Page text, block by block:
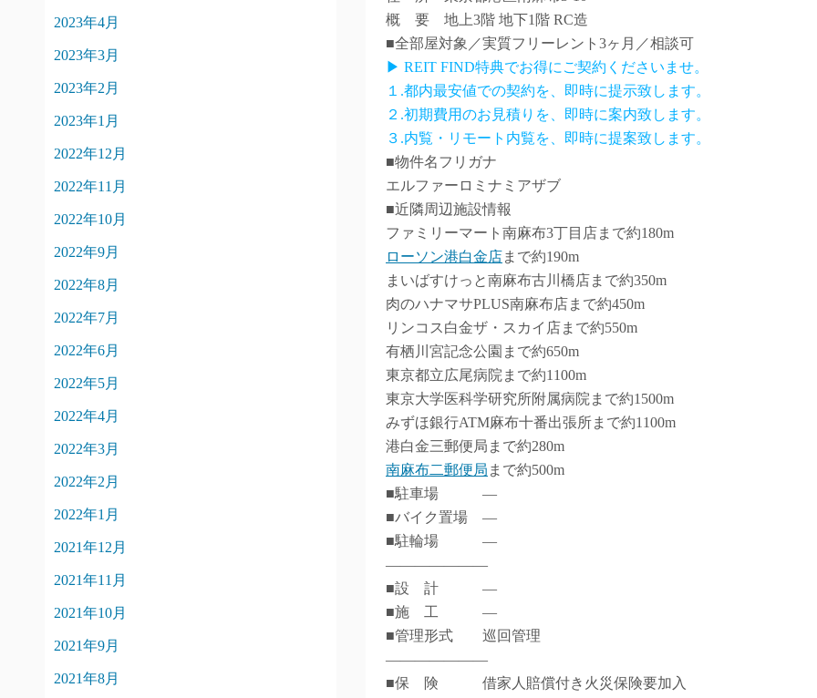
概 要 地上3階 地下1階 RC造
■全部屋対象／実質フリーレント3ヶ月／相談可
▶ REIT FIND特典でお得にご契約くださいませ。
１.都内最安値での契約を、即時に提示致します。
２.初期費用のお見積りを、即時に案内致します。
３.内覧・リモート内覧を、即時に提案致します。
■物件名フリガナ
エルファーロミナミアザブ
■近隣周辺施設情報
ファミリーマート南麻布3丁目店まで約180m
ローソン港白金店まで約190m
まいばすけっと南麻布古川橋店まで約350m
肉のハナマサPLUS南麻布店まで約450m
リンコス白金ザ・スカイ店まで約550m
有栖川宮記念公園まで約650m
東京都立広尾病院まで約1100m
東京大学医科学研究所附属病院まで約1500m
みずほ銀行ATM麻布十番出張所まで約1100m
港白金三郵便局まで約280m
南麻布二郵便局 まで約500m
■駐車場 ―
■バイク置場 ―
■駐輪場 ―
―――――――
■設 計 ―
■施 工 ―
■管理形式 巡回管理
―――――――
■保 険 借家人賠償付き火災保険要加入
2023年4月
2023年3月
2023年2月
2023年1月
2022年12月
2022年11月
2022年10月
2022年9月
2022年8月
2022年7月
2022年6月
2022年5月
2022年4月
2022年3月
2022年2月
2022年1月
2021年12月
2021年11月
2021年10月
2021年9月
2021年8月